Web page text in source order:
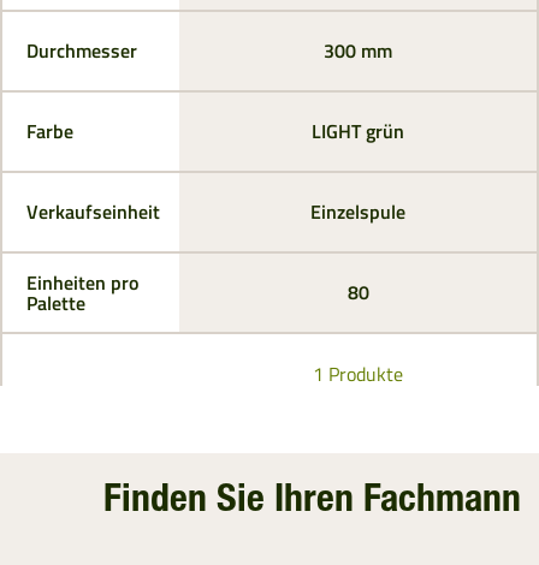
Durchmesser
Farbe
Verkaufseinheit
Einheiten pro
Palette
300 mm
LIGHT grün
Einzelspule
80
1 Produkte
Finden Sie Ihren Fachmann